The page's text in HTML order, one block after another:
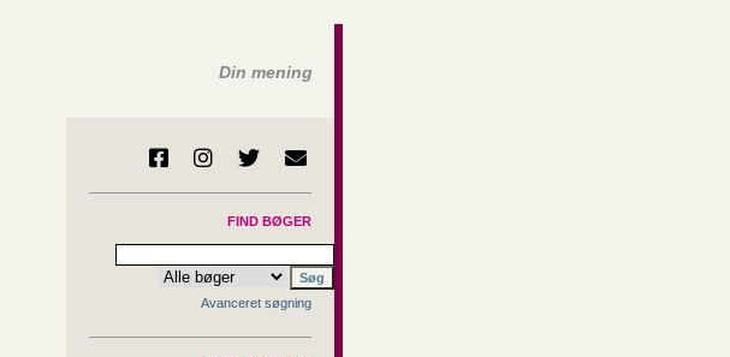
Din mening
FIND BØGER
Avanceret søgning